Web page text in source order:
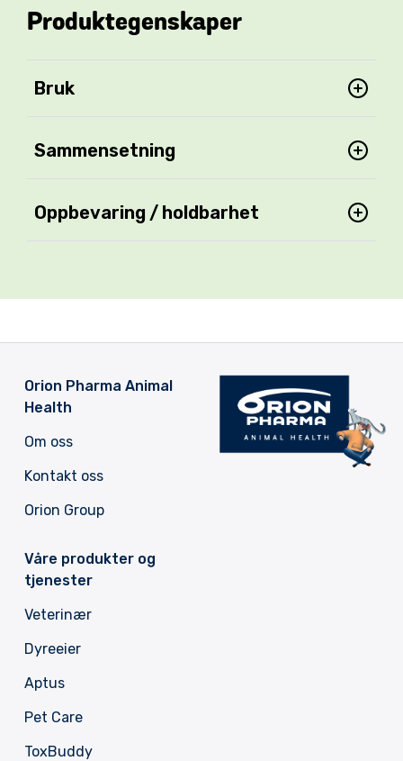
Produktegenskaper
Bruk
Sammensetning
Oppbevaring / holdbarhet
Orion Pharma Animal
Health
Om oss
Kontakt oss
Orion Group
Våre produkter og
tjenester
Veterinær
Dyreeier
Aptus
Pet Care
ToxBuddy